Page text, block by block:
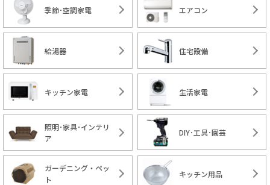
季節･空調家電 エアコン
給湯器 住宅設備
キッチン家電 生活家電
照明･家具･インテリ
ア
DIY･工具･園芸
ガーデニング・ペッ
ト
キッチン用品